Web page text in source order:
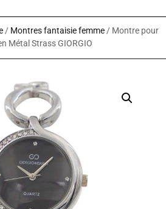
/ Montres fantaisie femme / Montre pour
Métal Strass GIORGIO